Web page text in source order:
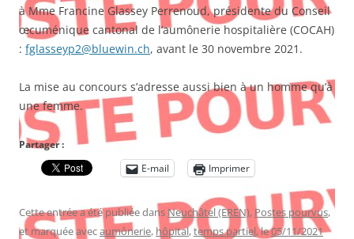
à Mme Francine Glassey Perrenoud, présidente du Conseil
œcuménique cantonal de l’aumônerie hospitalière (COCAH)
: fglasseyp2@bluewin.ch, avant le 30 novembre 2021.
La mise au concours s’adresse aussi bien à un homme qu’à
une femme.
Partager :
E-mail
Imprimer
Cette entrée a été publiée dans Neuchâtel (EREN), Postes pourvus,
et marquée avecaumônerie, hôpital,temps partiel, le05/11/2021